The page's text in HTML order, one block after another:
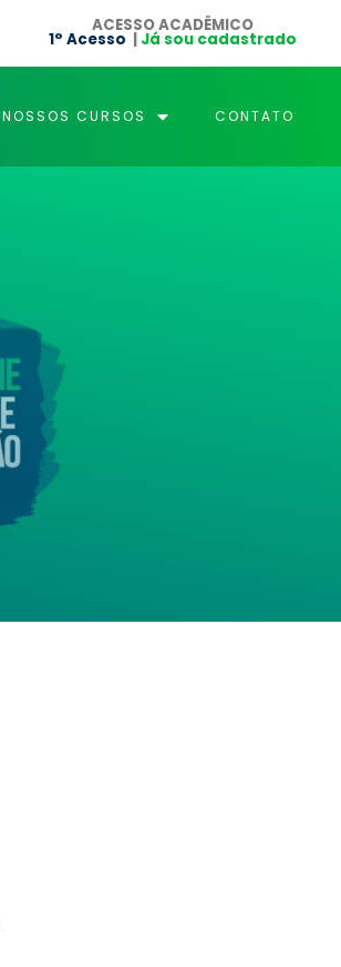
ACESSO ACADÊMICO
1° Acesso | Já sou cadastrado
NOSSOS CURSOS CONTATO